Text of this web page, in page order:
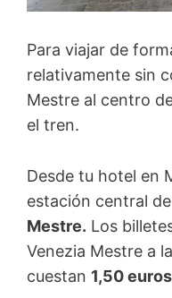
Para viajar de
relativamente sin
Mestre al centro
el tren.
Desde tu hotel en
estación central
Mestre. Los
Venezia Mestre a
cuestan 1,50